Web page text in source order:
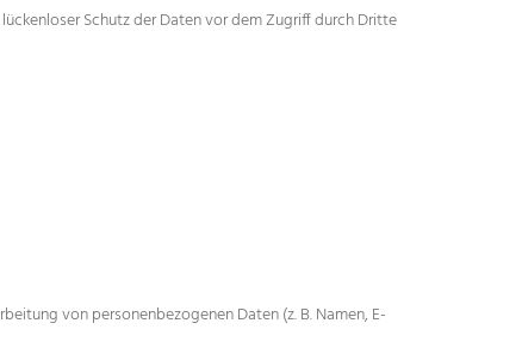
Schutz der Daten vor dem Zugriff durch Dritte
von personenbezogenen Daten (z. B. Namen, E-